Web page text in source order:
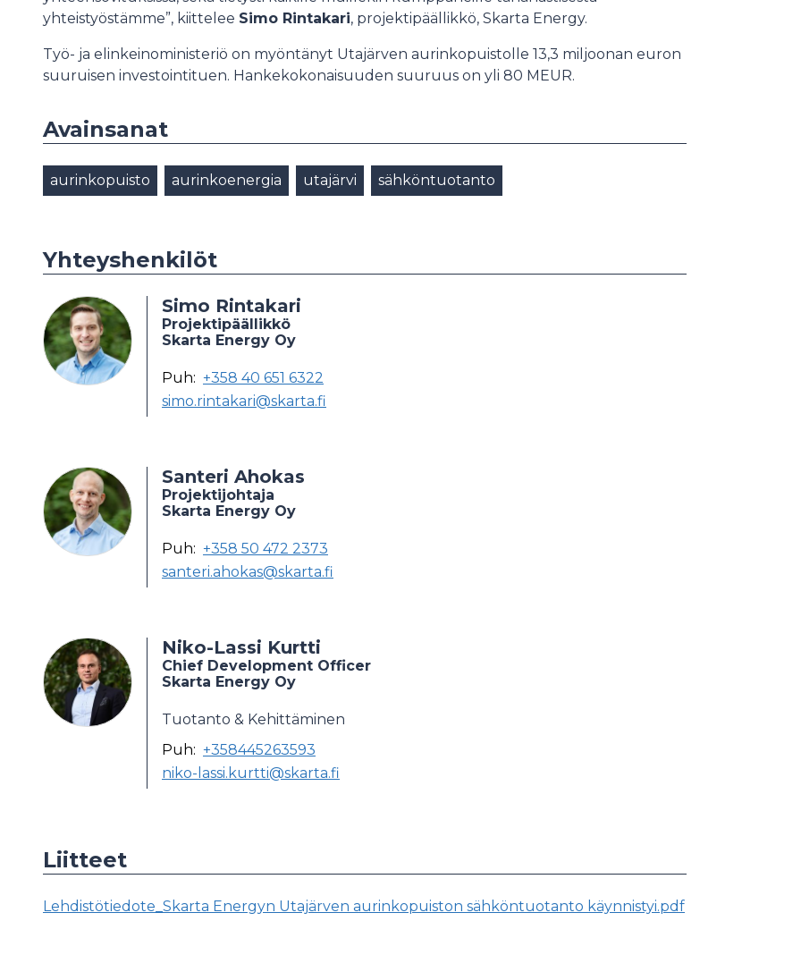
yhteistyöstämme”, kiittelee Simo Rintakari, projektipäällikkö, Skarta Energy.
Työ- ja elinkeinoministeriö on myöntänyt Utajärven aurinkopuistolle 13,3 miljoonan euron
suuruisen investointituen. Hankekokonaisuuden suuruus on yli 80 MEUR.
Avainsanat
aurinkopuisto aurinkoenergia utajärvi sähköntuotanto
Yhteyshenkilöt
Simo Rintakari
Projektipäällikkö
Skarta Energy Oy
Puh: +358 40 651 6322
simo.rintakari@skarta.fi
Santeri Ahokas
Projektijohtaja
Skarta Energy Oy
Puh: +358 50 472 2373
santeri.ahokas@skarta.fi
Niko-Lassi Kurtti
Chief Development Officer
Skarta Energy Oy
Tuotanto & Kehittäminen
Puh: +358445263593
niko-lassi.kurtti@skarta.fi
Liitteet
Lehdistötiedote_Skarta Energyn Utajärven aurinkopuiston sähköntuotanto käynnistyi.pdf